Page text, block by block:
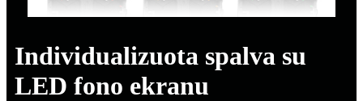
Individualizuota spalva su
LED fono ekranu